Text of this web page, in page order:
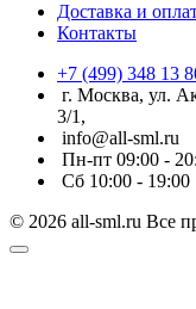
Доставка и
Контакты
+7 (499) 348 13
г. Москва, ул.
3/1,
info@all-sml.ru
Пн-пт 09:00 -
Сб 10:00 - 19:00
© 2026 all-sml.ru Все